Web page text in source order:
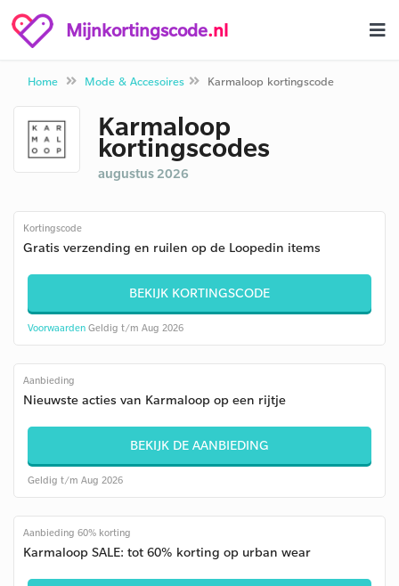
Mijnkortingscode.nl
Home Mode & Accesoires Karmaloop kortingscode
Karmaloop
kortingscodes
augustus 2026
Kortingscode
Gratis verzending en ruilen op de Loopedin items
BEKIJK KORTINGSCODE
Voorwaarden Geldig t/m Aug 2026
Aanbieding
Nieuwste acties van Karmaloop op een rijtje
BEKIJK DE AANBIEDING
Geldig t/m Aug 2026
Aanbieding 60% korting
Karmaloop SALE: tot 60% korting op urban wear